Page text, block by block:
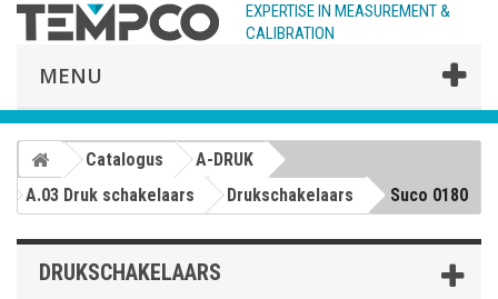
EXPERTISE IN MEASUREMENT &
CALIBRATION
MENU
Catalogus
A-DRUK
A.03 Druk schakelaars
Drukschakelaars Suco 0180
DRUKSCHAKELAARS